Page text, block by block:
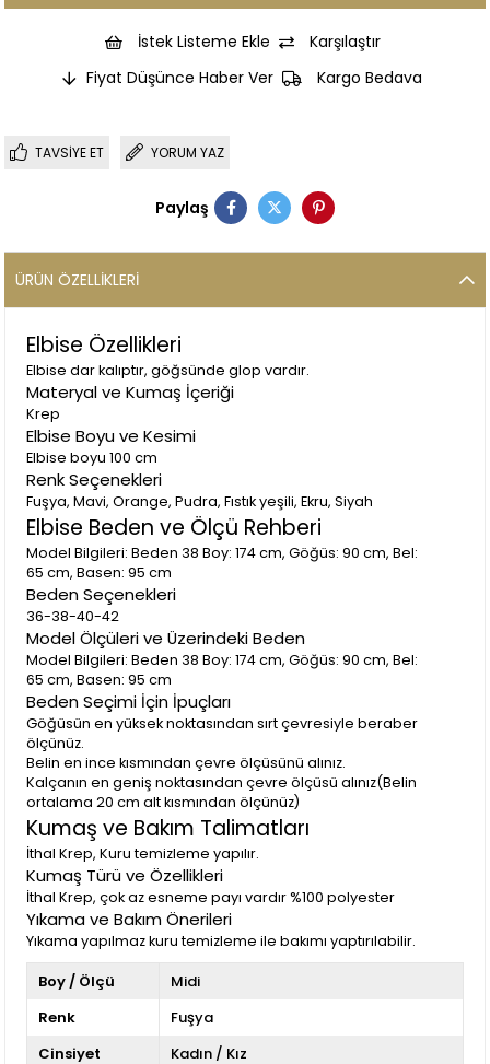
İstek Listeme Ekle
Karşılaştır
Fiyat Düşünce Haber Ver
Kargo Bedava
TAVSIYE ET YORUM YAZ
Paylaş
ÜRÜN ÖZELLIKLERI
Elbise Özellikleri
Elbise dar kalıptır, göğsünde glop vardır.
Materyal ve Kumaş İçeriği
Krep
Elbise Boyu ve Kesimi
Elbise boyu 100 cm
Renk Seçenekleri
Fuşya, Mavi, Orange, Pudra, Fıstık yeşili, Ekru, Siyah
Elbise Beden ve Ölçü Rehberi
Model Bilgileri: Beden 38 Boy: 174 cm, Göğüs: 90 cm, Bel:
65 cm, Basen: 95 cm
Beden Seçenekleri
36-38-40-42
Model Ölçüleri ve Üzerindeki Beden
Model Bilgileri: Beden 38 Boy: 174 cm, Göğüs: 90 cm, Bel:
65 cm, Basen: 95 cm
Beden Seçimi İçin İpuçları
Göğüsün en yüksek noktasından sırt çevresiyle beraber
ölçünüz.
Belin en ince kısmından çevre ölçüsünü alınız.
Kalçanın en geniş noktasından çevre ölçüsü alınız(Belin
ortalama 20 cm alt kısmından ölçünüz)
Kumaş ve Bakım Talimatları
İthal Krep, Kuru temizleme yapılır.
Kumaş Türü ve Özellikleri
İthal Krep, çok az esneme payı vardır %100 polyester
Yıkama ve Bakım Önerileri
Yıkama yapılmaz kuru temizleme ile bakımı yaptırılabilir.
Boy / Ölçü
Midi
Renk
Fuşya
Cinsiyet
Kadın / Kız